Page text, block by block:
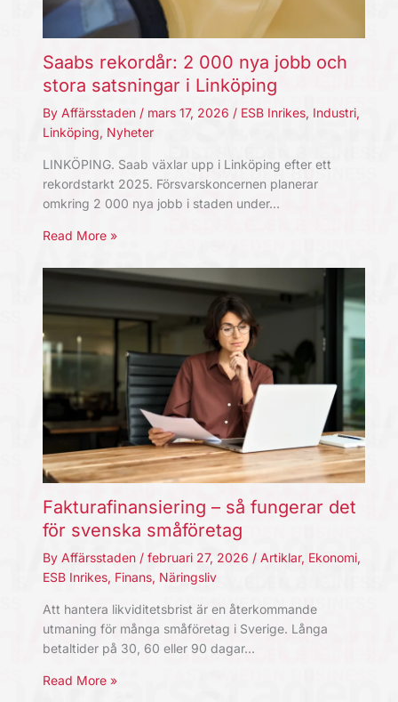
Saabs rekordår: 2 000 nya jobb och
stora satsningar i Linköping
By Affärsstaden / mars 17, 2026 / ESB Inrikes, Industri,
Linköping, Nyheter
LINKÖPING. Saab växlar upp i Linköping efter ett
rekordstarkt 2025. Försvarskoncernen planerar
omkring 2 000 nya jobb i staden under…
Read More »
Fakturafinansiering – så fungerar det
för svenska småföretag
By Affärsstaden / februari 27, 2026 / Artiklar, Ekonomi,
ESB Inrikes, Finans, Näringsliv
Att hantera likviditetsbrist är en återkommande
utmaning för många småföretag i Sverige. Långa
betaltider på 30, 60 eller 90 dagar…
Read More »